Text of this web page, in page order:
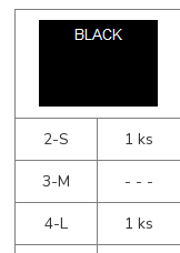
2-S
1 ks
3-M
- - -
4-L
1 ks